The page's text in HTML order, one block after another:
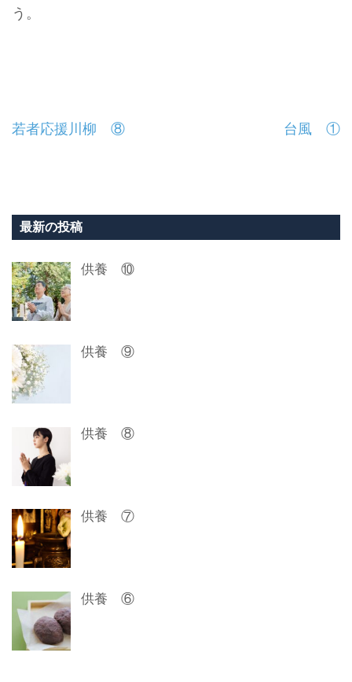
う。
投
ビ
ー
シ
ョ
ン
若者応援川柳 ⑧ 台風 ①
最新の投稿
供養 ⑩
供養 ⑨
供養 ⑧
供養 ⑦
供養 ⑥